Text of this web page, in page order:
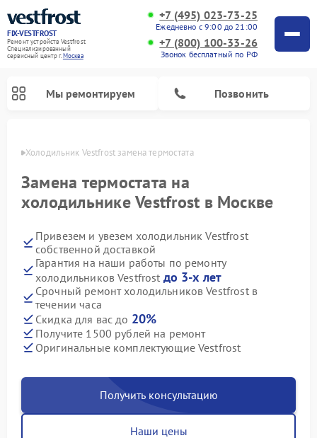
FIX-VESTFROST
Ремонт устройств Vestfrost
Специализированный
cервисный центр г.Москва
+7 (495) 023-73-25
Ежедневно с 9:00 до 21:00
+7 (800) 100-33-26
Звонок бесплатный по РФ
Мы ремонтируем Позвонить
Холодильник Vestfrost замена термостата
Замена термостата на
холодильнике Vestfrost в Москве
Привезем и увезем холодильник Vestfrost
собственной доставкой
Гарантия на наши работы по ремонту
холодильников Vestfrost до 3-х лет
Срочный ремонт холодильников Vestfrost в
течении часа
Скидка для вас до 20%
Получите 1500 рублей на ремонт
Оригинальные комплектующие Vestfrost
Получить консультацию
Наши цены